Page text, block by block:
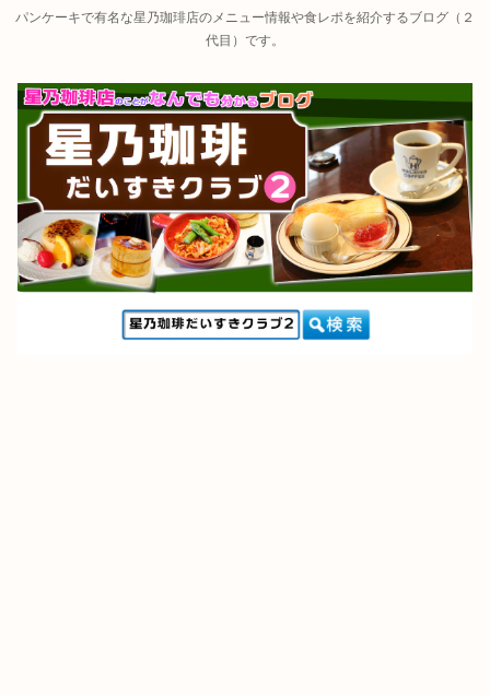
パンケーキで有名な星乃珈琲店のメニュー情報や食レポを紹介するブログ（２
代目）です。